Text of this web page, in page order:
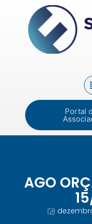
Portal
AGO